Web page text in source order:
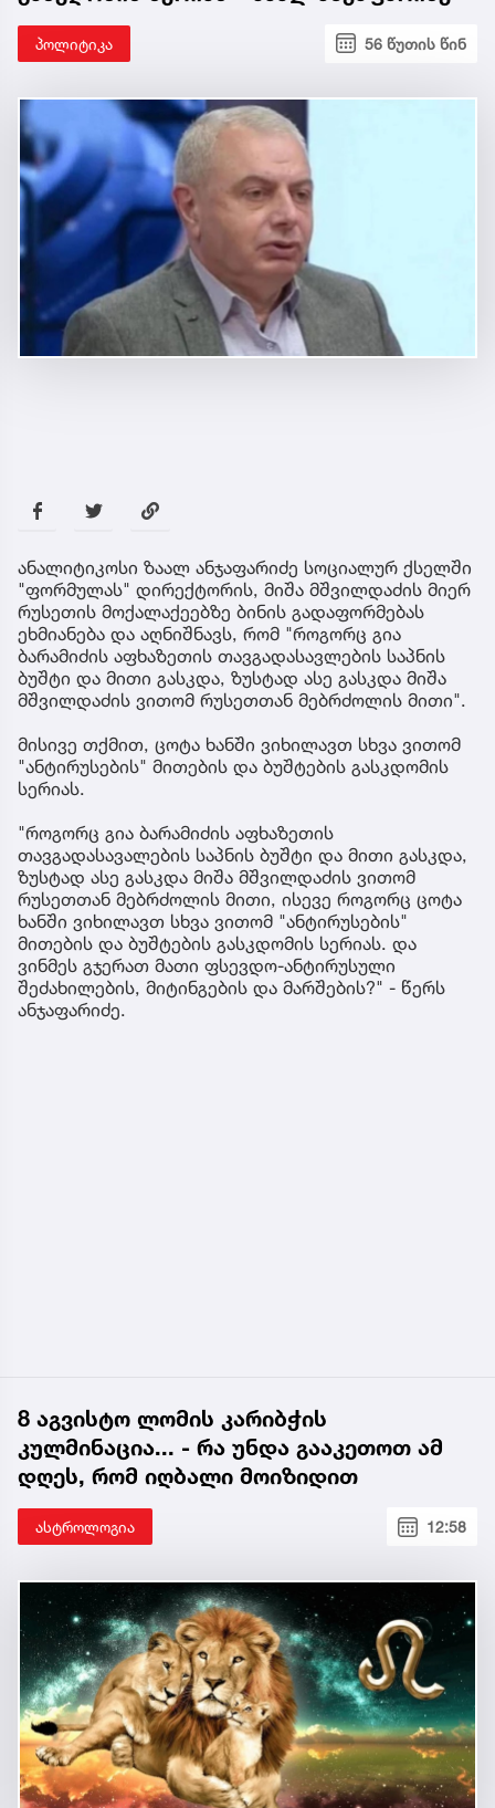
პოლიტიკა 56 წუთის წინ
ანალიტიკოსი ზაალ ანჯაფარიძე სოციალურ ქსელში
"ფორმულას" დირექტორის, მიშა მშვილდაძის მიერ
რუსეთის მოქალაქეებზე ბინის გადაფორმებას
ეხმიანება და აღნიშნავს, რომ "როგორც გია
ბარამიძის აფხაზეთის თავგადასავლების საპნის
ბუშტი და მითი გასკდა, ზუსტად ასე გასკდა მიშა
მშვილდაძის ვითომ რუსეთთან მებრძოლის მითი".
მისივე თქმით, ცოტა ხანში ვიხილავთ სხვა ვითომ
"ანტირუსების" მითების და ბუშტების გასკდომის
სერიას.
"როგორც გია ბარამიძის აფხაზეთის
თავგადასავალების საპნის ბუშტი და მითი გასკდა,
ზუსტად ასე გასკდა მიშა მშვილდაძის ვითომ
რუსეთთან მებრძოლის მითი, ისევე როგორც ცოტა
ხანში ვიხილავთ სხვა ვითომ "ანტირუსების"
მითების და ბუშტების გასკდომის სერიას. და
ვინმეს გჯერათ მათი ფსევდო-ანტირუსული
შეძახილების, მიტინგების და მარშების?" - წერს
ანჯაფარიძე.
8 აგვისტო ლომის კარიბჭის
კულმინაცია... - რა უნდა გააკეთოთ ამ
დღეს, რომ იღბალი მოიზიდით
ასტროლოგია 12:58